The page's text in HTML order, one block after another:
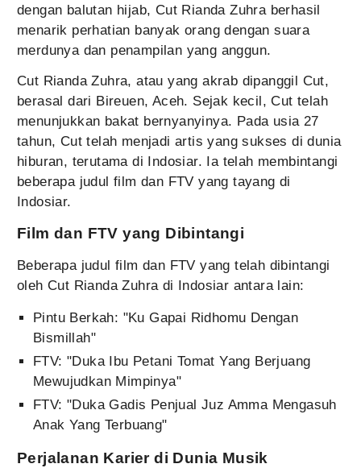
dengan balutan hijab, Cut Rianda Zuhra berhasil
menarik perhatian banyak orang dengan suara
merdunya dan penampilan yang anggun.
Cut Rianda Zuhra, atau yang akrab dipanggil Cut,
berasal dari Bireuen, Aceh. Sejak kecil, Cut telah
menunjukkan bakat bernyanyinya. Pada usia 27
tahun, Cut telah menjadi artis yang sukses di dunia
hiburan, terutama di Indosiar. Ia telah membintangi
beberapa judul film dan FTV yang tayang di
Indosiar.
Film dan FTV yang Dibintangi
Beberapa judul film dan FTV yang telah dibintangi
oleh Cut Rianda Zuhra di Indosiar antara lain:
Pintu Berkah: "Ku Gapai Ridhomu Dengan
Bismillah"
FTV: "Duka Ibu Petani Tomat Yang Berjuang
Mewujudkan Mimpinya"
FTV: "Duka Gadis Penjual Juz Amma Mengasuh
Anak Yang Terbuang"
Perjalanan Karier di Dunia Musik